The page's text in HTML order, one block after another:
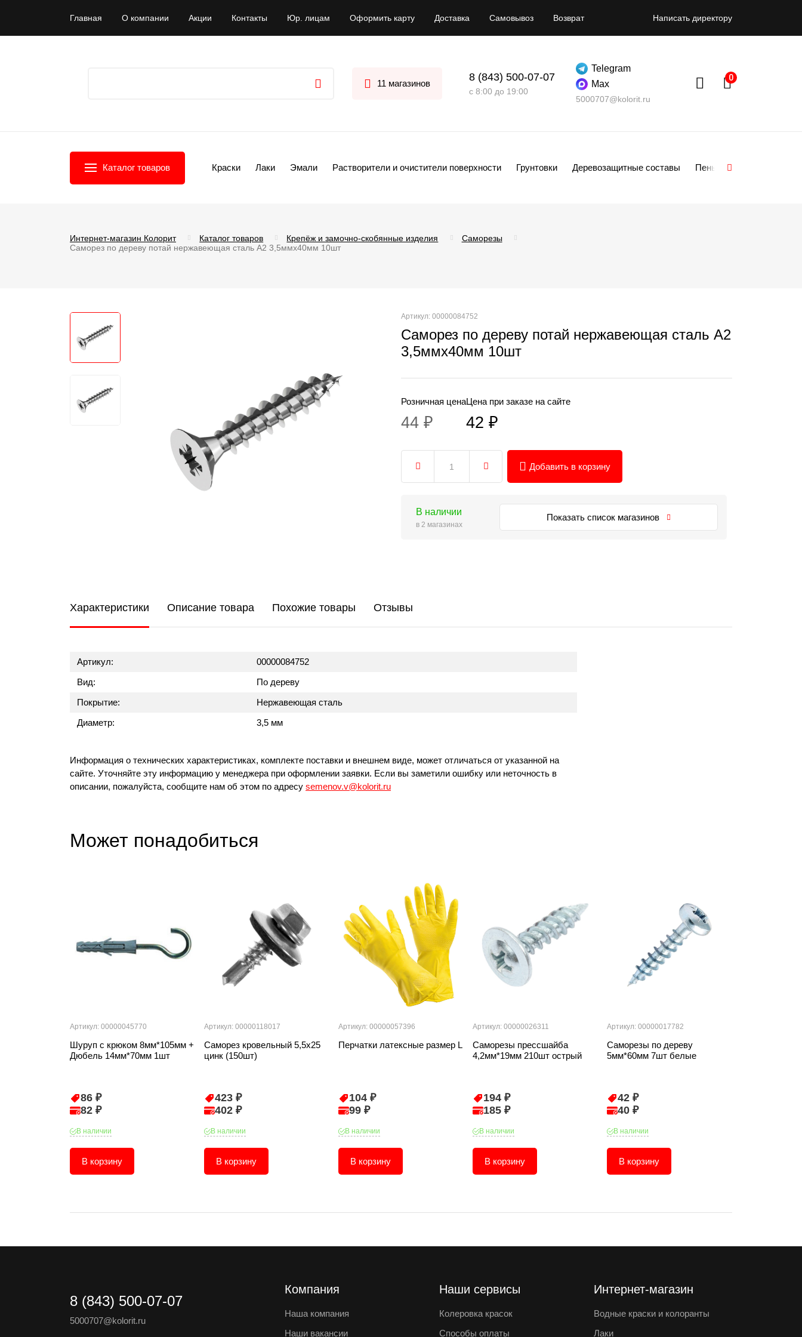
Главная О компании Акции Контакты Юр. лицам Оформить карту Доставка Самовывоз Возврат Написать директору
11 магазинов
8 (843) 500-07-07
с 8:00 до 19:00
Telegram
Max
5000707@kolorit.ru
Каталог товаров Краски Лаки Эмали Растворители и очистители поверхности Грунтовки Деревозащитные составы Пены
Интернет-магазин Колорит Каталог товаров Крепёж и замочно-скобянные изделия
Саморезы
Саморез по дереву потай нержавеющая сталь А2 3,5ммх40мм 10шт
Артикул: 00000084752
Саморез по дереву потай нержавеющая сталь А2
3,5ммх40мм 10шт
Розничная цена
44 ₽
Цена при заказе на сайте
42 ₽
Добавить в корзину
В наличии
в 2 магазинах
Показать список магазинов
Характеристики Описание товара Похожие товары Отзывы
Артикул:
00000084752
Вид:
По дереву
Покрытие:
Нержавеющая сталь
Диаметр:
3,5 мм
Информация о технических характеристиках, комплекте поставки и внешнем виде, может отличаться от указанной на
сайте. Уточняйте эту информацию у менеджера при оформлении заявки. Если вы заметили ошибку или неточность в
описании, пожалуйста, сообщите нам об этом по адресу semenov.v@kolorit.ru
Может понадобиться
Артикул: 00000045770
Шуруп с крюком 8мм*105мм +
Дюбель 14мм*70мм 1шт
86 ₽
82 ₽
В наличии
В корзину
Артикул: 00000118017
Саморез кровельный 5,5х25
цинк (150шт)
423 ₽
402 ₽
В наличии
В корзину
Артикул: 00000057396
Перчатки латексные размер L
104 ₽
99 ₽
В наличии
В корзину
Артикул: 00000026311
Саморезы прессшайба
4,2мм*19мм 210шт острый
194 ₽
185 ₽
В наличии
В корзину
Артикул: 00000017782
Саморезы по дереву
5мм*60мм 7шт белые
42 ₽
40 ₽
В наличии
В корзину
8 (843) 500-07-07
5000707@kolorit.ru
Компания
Наша компания
Наши вакансии
Наши сервисы
Колеровка красок
Способы оплаты
Интернет-магазин
Водные краски и колоранты
Лаки